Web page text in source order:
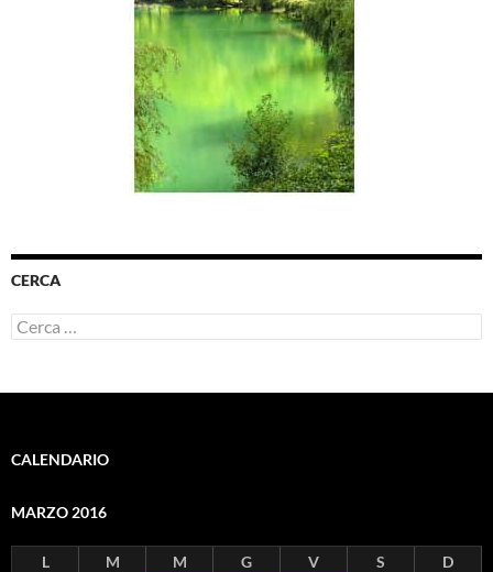
CERCA
Ricerca
per:
CALENDARIO
MARZO 2016
L M M G V S
D